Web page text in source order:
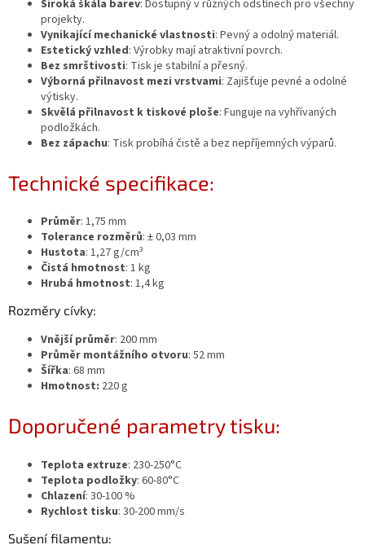
Široká škála barev: Dostupný v různých odstínech pro všechny
projekty.
Vynikající mechanické vlastnosti: Pevný a odolný materiál.
Estetický vzhled: Výrobky mají atraktivní povrch.
Bez smrštivosti: Tisk je stabilní a přesný.
Výborná přilnavost mezi vrstvami: Zajišťuje pevné a odolné
výtisky.
Skvělá přilnavost k tiskové ploše: Funguje na vyhřívaných
podložkách.
Bez zápachu: Tisk probíhá čistě a bez nepříjemných výparů.
Technické specifikace:
Průměr: 1,75 mm
Tolerance rozměrů: ± 0,03 mm
Hustota: 1,27 g/cm³
Čistá hmotnost: 1 kg
Hrubá hmotnost: 1,4 kg
Rozměry cívky:
Vnější průměr: 200 mm
Průměr montážního otvoru: 52 mm
Šířka: 68 mm
Hmotnost: 220 g
Doporučené parametry tisku:
Teplota extruze: 230-250°C
Teplota podložky: 60-80°C
Chlazení: 30-100 %
Rychlost tisku: 30-200 mm/s
Sušení filamentu: